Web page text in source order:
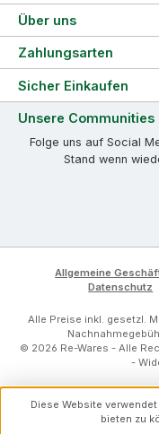
Über uns
Zahlungsarten
Sicher Einkaufen
Unsere Communities
Folge uns auf Social
Stand wenn
Allgemeine
Datenschutz
Alle Preise inkl. gesetzl.
© 2026 Re-Wares - Alle
-
Diese Website
bieten zu